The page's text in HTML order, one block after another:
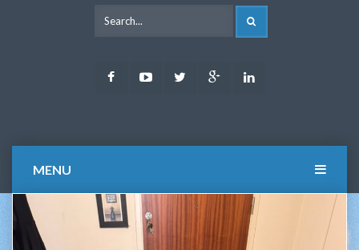
FacebookYoutubeTwitter Google
MENU